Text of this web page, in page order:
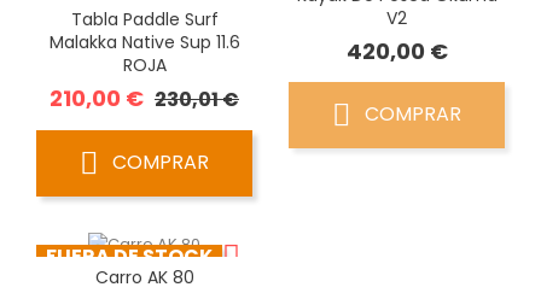
Tabla Paddle Surf
Malakka Native Sup 11.6
ROJA
210,00 € Precio
230,01 €Precio
COMPRAR
V2
420,00 €Precio
COMPRAR
FUERA DE STOCK
Carro AK 80